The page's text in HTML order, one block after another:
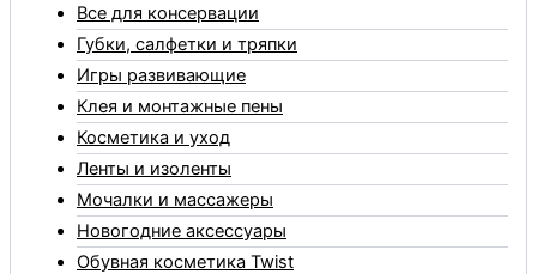
Все для консервации
Губки, салфетки и тряпки
Игры развивающие
Клея и монтажные пены
Косметика и уход
Ленты и изоленты
Мочалки и массажеры
Новогодние аксессуары
Обувная косметика Twist